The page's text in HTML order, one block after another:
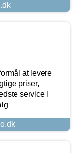
at levere
priser,
service i